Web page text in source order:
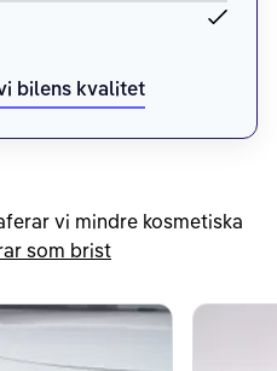
bilens kvalitet
vi mindre kosmetiska
som brist